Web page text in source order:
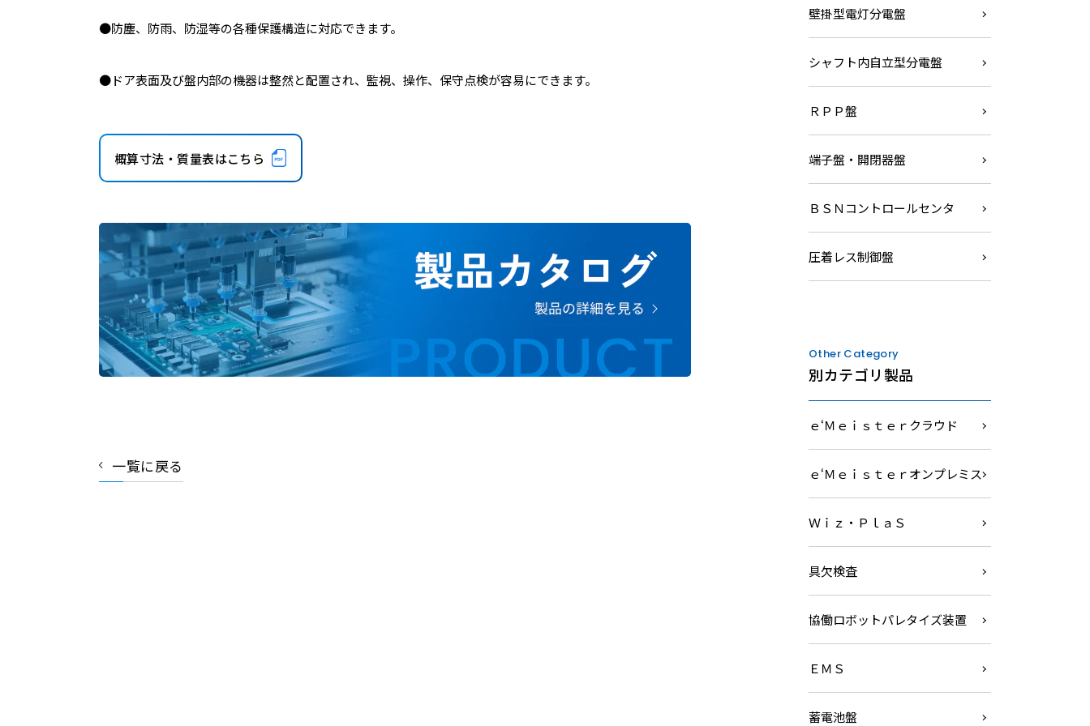
●防塵、防雨、防湿等の各種保護構造に対応できます。
●ドア表面及び盤内部の機器は整然と配置され、監視、操作、保守点検が容易にできます。
概算寸法・質量表はこちら
一覧に戻る
壁掛型電灯分電盤
シャフト内自立型分電盤
ＲＰＰ盤
端子盤・開閉器盤
ＢＳＮコントロールセンタ
圧着レス制御盤
Other Category
別カテゴリ製品
ｅ‘Ｍｅｉｓｔｅｒクラウド
ｅ‘Ｍｅｉｓｔｅｒオンプレミス
Ｗｉｚ・ＰｌａＳ
具欠検査
協働ロボットパレタイズ装置
ＥＭＳ
蓄電池盤